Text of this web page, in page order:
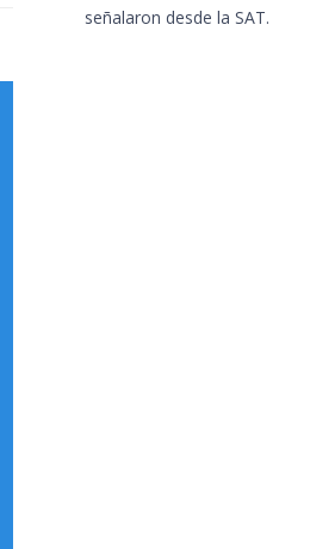
señalaron desde la SAT.